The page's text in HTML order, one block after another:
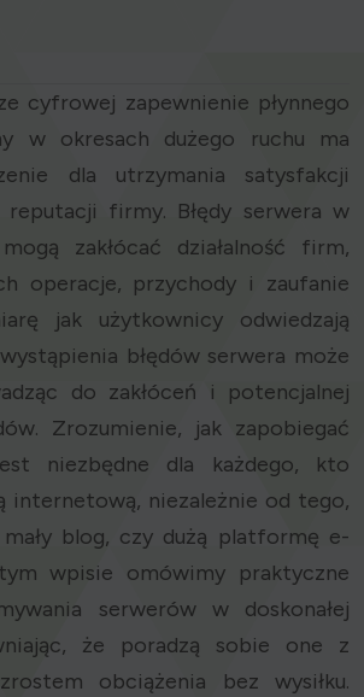
cyfrowej zapewnienie płynnego
w okresach dużego ruchu ma
dla utrzymania satysfakcji
firmy. Błędy serwera w
zakłócać działalność firm,
operacje, przychody i zaufanie
jak użytkownicy odwiedzają
błędów serwera może
do zakłóceń i potencjalnej
Zrozumienie, jak zapobiegać
niezbędne dla każdego, kto
internetową, niezależnie od tego,
blog, czy dużą platformę e-
wpisie omówimy praktyczne
serwerów w doskonałej
że poradzą sobie one z
obciążenia bez wysiłku.